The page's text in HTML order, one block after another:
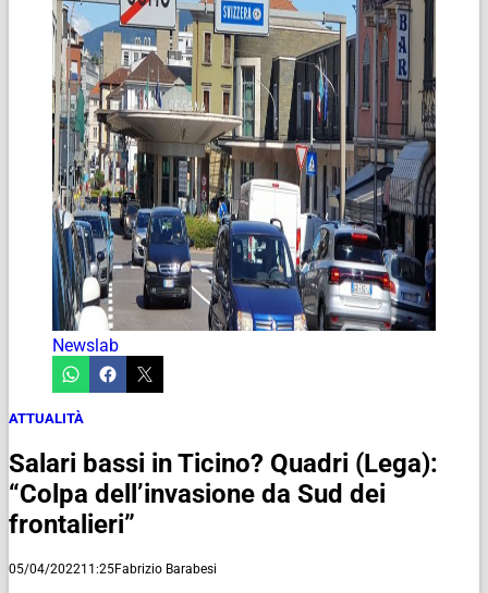
Newslab
ATTUALITÀ
Salari bassi in Ticino? Quadri (Lega):
“Colpa dell’invasione da Sud dei
frontalieri”
05/04/202211:25Fabrizio Barabesi